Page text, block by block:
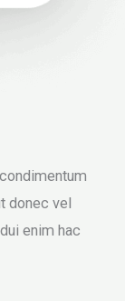
donec vel
enim hac